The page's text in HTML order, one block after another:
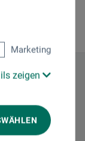
Marketing
zeigen